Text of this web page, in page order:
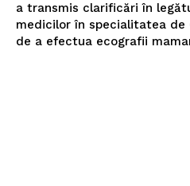
a transmis clarificări în
medicilor în specialitatea de